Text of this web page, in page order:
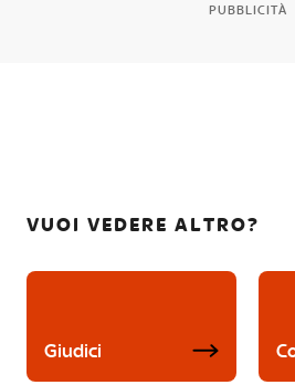
PUBBLICITÀ
VUOI VEDERE ALTRO?
Giudici